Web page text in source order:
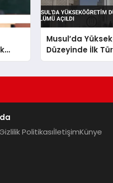
Musul’da
Düzeyinde İlk
Açıldı
PolitikasıİletişimKünye